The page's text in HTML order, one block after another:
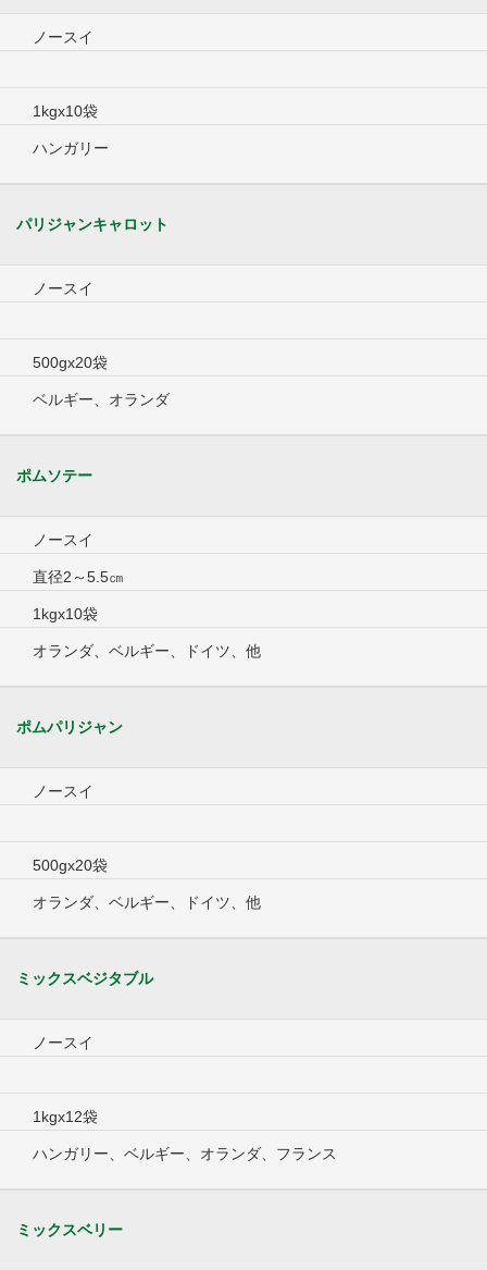
ノースイ
1kgx10袋
ハンガリー
パリジャンキャロット
ノースイ
500gx20袋
ベルギー、オランダ
ポムソテー
ノースイ
直径2～5.5㎝
1kgx10袋
オランダ、ベルギー、ドイツ、他
ポムパリジャン
ノースイ
500gx20袋
オランダ、ベルギー、ドイツ、他
ミックスベジタブル
ノースイ
1kgx12袋
ハンガリー、ベルギー、オランダ、フランス
ミックスベリー